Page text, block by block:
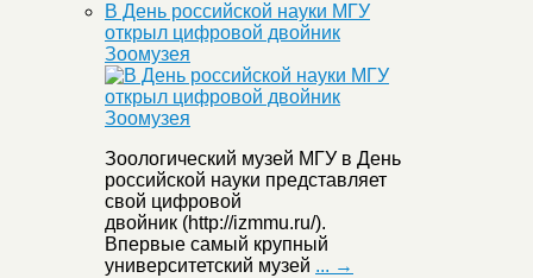
В День российской науки МГУ
открыл цифровой двойник
Зоомузея
Зоологический музей МГУ в День
российской науки представляет
свой цифровой
двойник (http://izmmu.ru/).
Впервые самый крупный
университетский музей ... →